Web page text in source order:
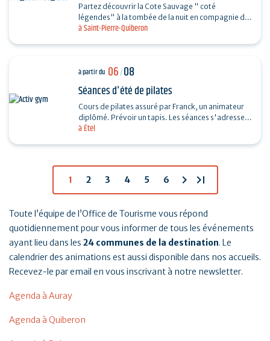
à Saint-Pierre-Quiberon
Partez découvrir la Cote Sauvage " coté
légendes" à la tombée de la nuit en compagnie de
Charlotte et laissez-vous rêver au fil de vos pas et
à Étel
à partir du 06/08
Séances d'été de pilates
Cours de pilates assuré par Franck, un animateur
diplômé. Prévoir un tapis. Les séances s'adressent
1 2 3 4 5 6 chevron_right last_page
Toute l’équipe de l’Office de Tourisme vous répond
quotidiennement pour vous informer de tous les événements
ayant lieu dans les 24 communes de la destination. Le
calendrier des animations est aussi disponible dans nos accueils.
Recevez-le par email en vous inscrivant à notre newsletter.
Agenda à Auray
Agenda à Quiberon